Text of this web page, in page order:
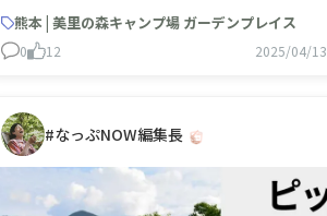
美里の森キャンプ場 ガーデンプレイス（旧
美里ガーデンプレイス家族村） | キャンプ場
検索・予約サイト【なっぷ】
熊本 | 美里の森キャンプ場 ガーデンプレイス
0 12 2025/04/13
#なっぷNOW編集長